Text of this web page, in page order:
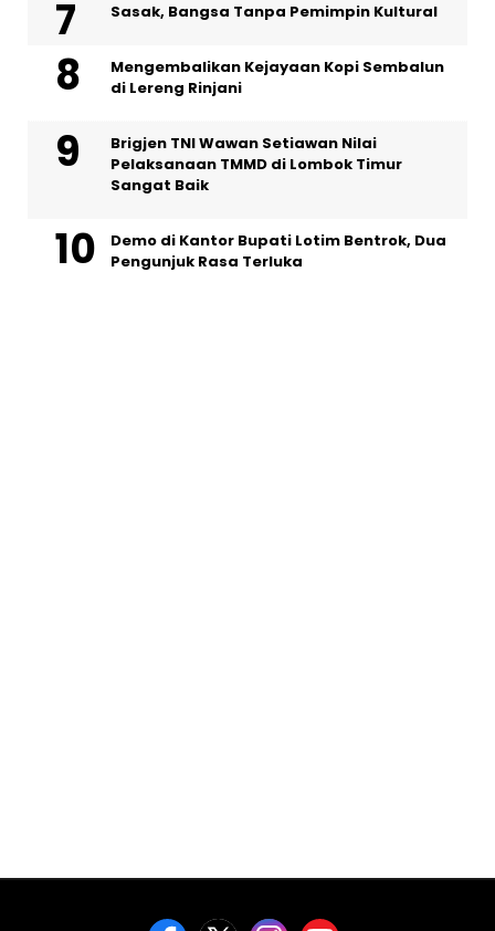
Sasak, Bangsa Tanpa Pemimpin Kultural
Mengembalikan Kejayaan Kopi Sembalun
di Lereng Rinjani
Brigjen TNI Wawan Setiawan Nilai
Pelaksanaan TMMD di Lombok Timur
Sangat Baik
Demo di Kantor Bupati Lotim Bentrok, Dua
Pengunjuk Rasa Terluka